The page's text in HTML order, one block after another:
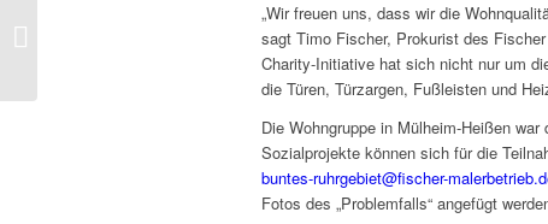
„Wir freuen uns, dass wir die
sagt Timo Fischer, Prokurist des
Charity-Initiative hat sich nicht nur um
die Türen, Türzargen, Fußleisten und
Die Wohngruppe in Mülheim-Heißen
Sozialprojekte können sich für die
buntes-ruhrgebiet@fischer-
Fotos des „Problemfalls“ angefügt